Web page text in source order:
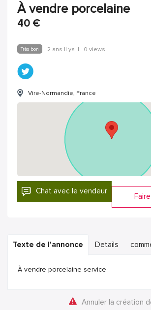
À vendre porcelaine
40 €
Très bon 2 ans Il ya | 0 views
Vire-Normandie, France
Chat avec le vendeur
Texte de l'annonce Details
À vendre porcelaine service
Annuler la création